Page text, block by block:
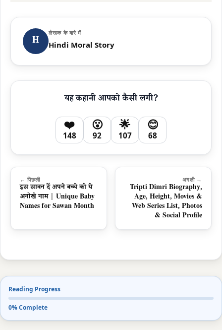
H
लेखक के बारे में
Hindi Moral Story
यह कहानी आपको कैसी लगी?
❤️
148
😮
92
🌟
107
😊
68
← पिछली
इस सावन दें अपने बच्चे को ये
अनोखे नाम | Unique Baby
Names for Sawan Month
अगली →
Tripti Dimri Biography,
Age, Height, Movies &
Web Series List, Photos
& Social Profile
Reading Progress
0% Complete